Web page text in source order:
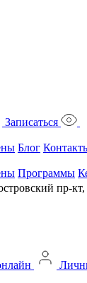
Записаться
Блог
Программы
пр-кт,